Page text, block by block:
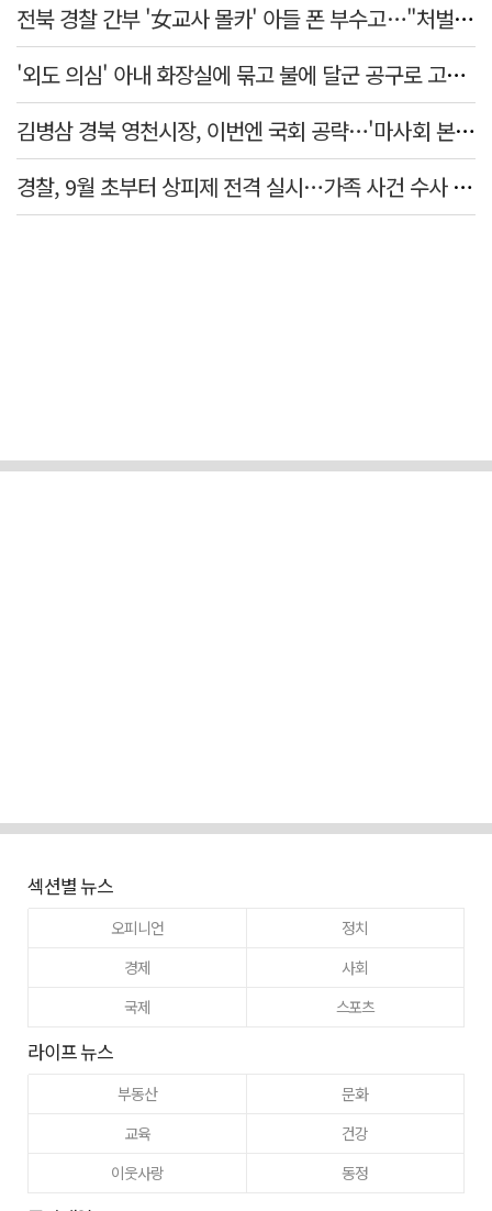
전북 경찰 간부 '女교사 몰카' 아들 폰 부수고…"처벌 못하는 사안" 내부망에 글
'외도 의심' 아내 화장실에 묶고 불에 달군 공구로 고문…남편 검거
김병삼 경북 영천시장, 이번엔 국회 공략…'마사회 본사 이전·광역교통망 확충' 요청
경찰, 9월 초부터 상피제 전격 실시…가족 사건 수사 못해
섹션별 뉴스
오피니언
정치
경제
사회
국제
스포츠
라이프 뉴스
부동산
문화
교육
건강
이웃사랑
동정